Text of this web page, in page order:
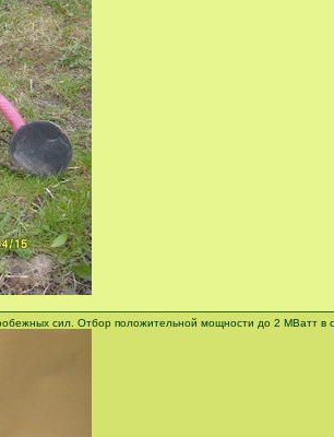
сил. Отбор положительной мощности до 2 МВатт в